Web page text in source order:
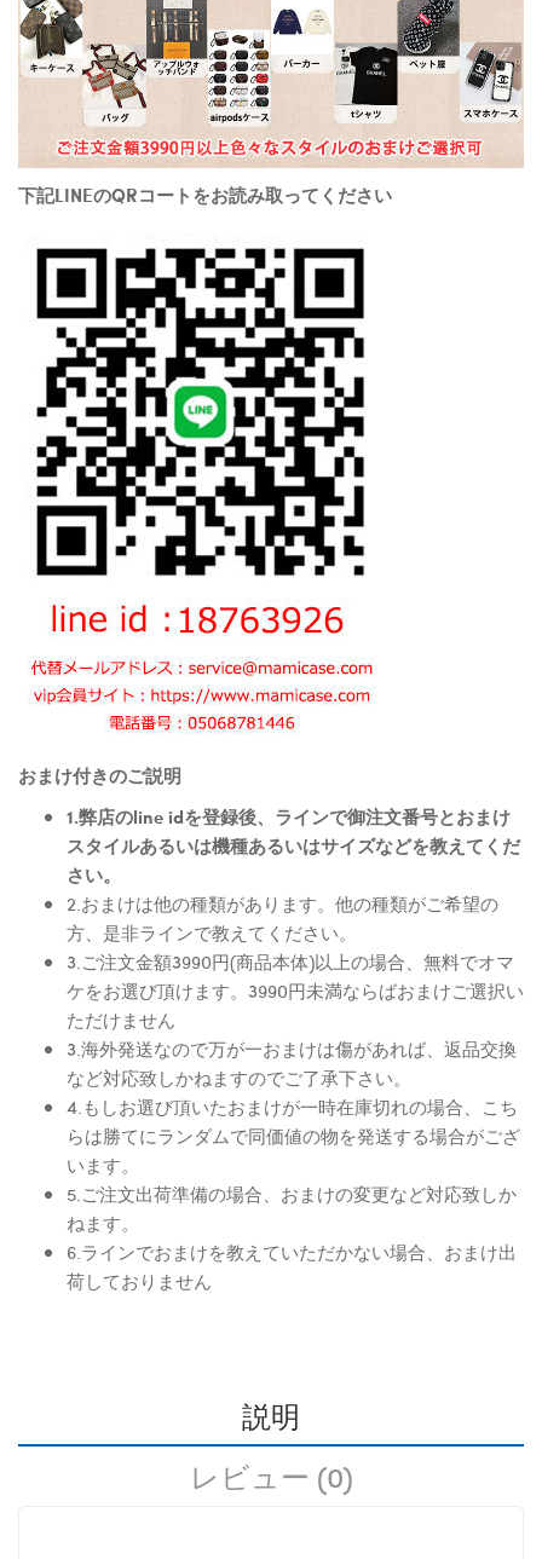
下記LINEのQRコートをお読み取ってください
おまけ付きのご説明
1.弊店のline idを登録後、ラインで御注文番号とおまけ
スタイルあるいは機種あるいはサイズなどを教えてくだ
さい。
2.おまけは他の種類があります。他の種類がご希望の
方、是非ラインで教えてください。
3.ご注文金額3990円(商品本体)以上の場合、無料でオマ
ケをお選び頂けます。3990円未満ならばおまけご選択い
ただけません
3.海外発送なので万が一おまけは傷があれば、返品交換
など対応致しかねますのでご了承下さい。
4.もしお選び頂いたおまけが一時在庫切れの場合、こち
らは勝てにランダムで同価値の物を発送する場合がござ
います。
5.ご注文出荷準備の場合、おまけの変更など対応致しか
ねます。
6.ラインでおまけを教えていただかない場合、おまけ出
荷しておりません
説明
レビュー (0)